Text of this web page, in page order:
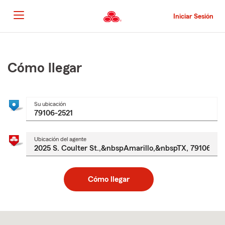
al
contenido
principal
Iniciar Sesión
principal
Cómo llegar
Su ubicación
Ubicación del agente
Cómo llegar
to